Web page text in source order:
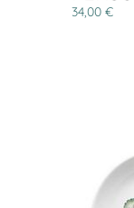
34,00 €